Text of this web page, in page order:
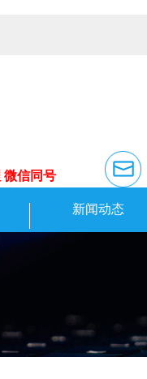
微信同号
新闻动态